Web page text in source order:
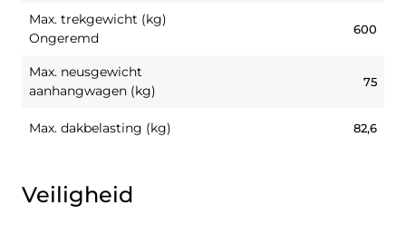
Max. trekgewicht (kg)
Ongeremd
600
Max. neusgewicht
aanhangwagen (kg)
75
Max. dakbelasting (kg) 82,6
Veiligheid